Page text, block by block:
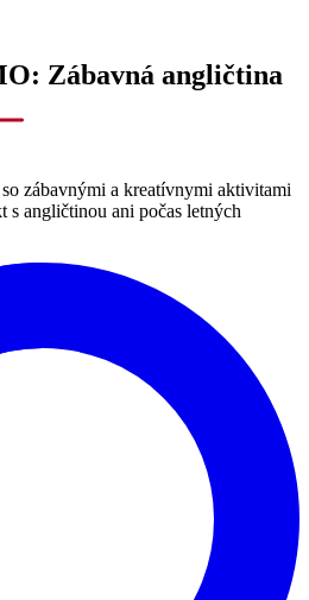
Zábavná angličtina
zábavnými a kreatívnymi aktivitami
s angličtinou ani počas letných